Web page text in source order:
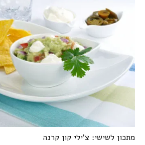
מתכון לשישי: צ’ילי קון קרנה